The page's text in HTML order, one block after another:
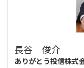
長谷 俊介
ありがとう投信株式